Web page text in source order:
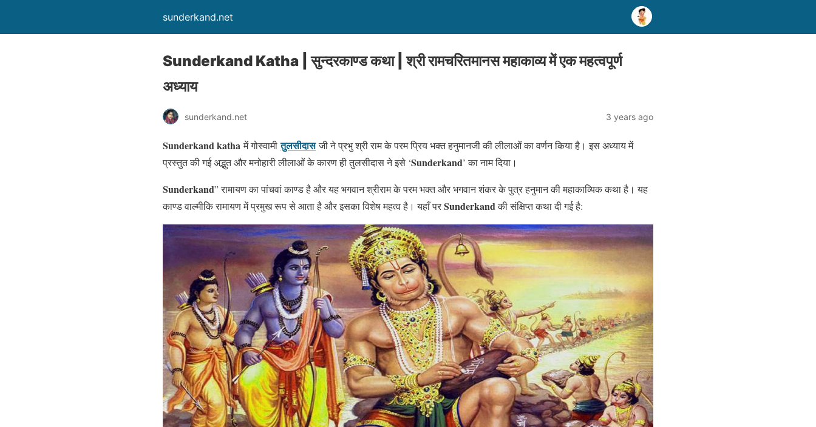
sunderkand.net
Sunderkand Katha | सुन्दरकाण्ड कथा | श्री रामचरितमानस महाकाव्य में एक महत्वपूर्ण
अध्याय
sunderkand.net 3 years ago
Sunderkand kathaमें गोस्वामीतुलसीदासजी ने प्रभु श्री राम के परम प्रिय भक्त हनुमानजी की लीलाओं का वर्णन किया है। इस अध्याय में
प्रस्तुत की गई अद्भुत और मनोहारी लीलाओं के कारण ही तुलसीदास ने इसे ‘Sunderkand’ का नाम दिया।
Sunderkand” रामायण का पांचवां काण्ड है और यह भगवान श्रीराम के परम भक्त और भगवान शंकर के पुत्र हनुमान की महाकाव्यिक कथा है। यह
काण्ड वाल्मीकि रामायण में प्रमुख रूप से आता है और इसका विशेष महत्व है। यहाँ परSunderkandकी संक्षिप्त कथा दी गई है: